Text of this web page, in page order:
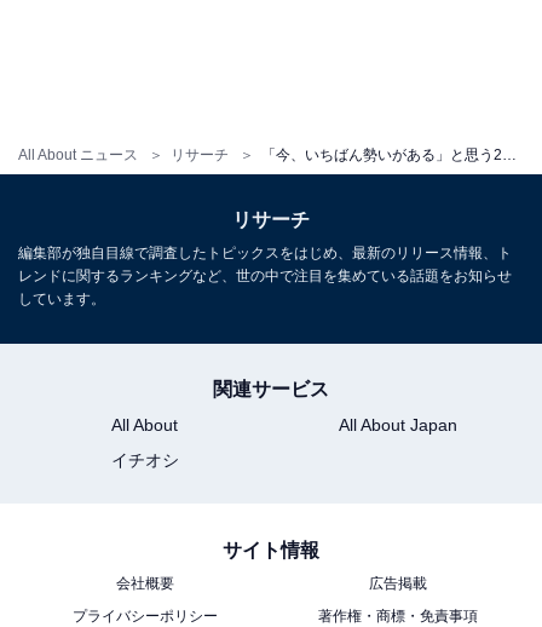
All About ニュース リサーチ
View this post on Instagram
リサーチ
編集部が独自目線で調査したトピックスをはじめ、最新のリリース情報、ト
レンドに関するランキングなど、世の中で注目を集めている話題をお知らせ
しています。
関連サービス
All About
All About Japan
イチオシ
サイト情報
会社概要
広告掲載
プライバシーポリシー
著作権・商標・免責事項